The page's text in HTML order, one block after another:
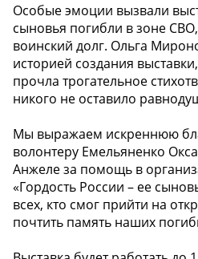
Особые эмоции вызвали
сыновья погибли в зоне
воинский долг. Ольга
историей создания
прочла трогательное
никого не оставило
Мы выражаем искреннюю
волонтеру Емельяненко
Анжеле за помощь в
«Гордость России – ее
всех, кто смог прийти на
почтить память наших